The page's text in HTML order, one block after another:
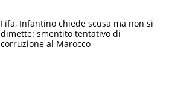
Fifa, Infantino chiede scusa ma non si
dimette: smentito tentativo di
corruzione al Marocco